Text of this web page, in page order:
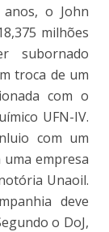
o John
milhões
subornado
troca de um
com o
UFN-IV.
com um
empresa
Unaoil.
deve
o DoJ,